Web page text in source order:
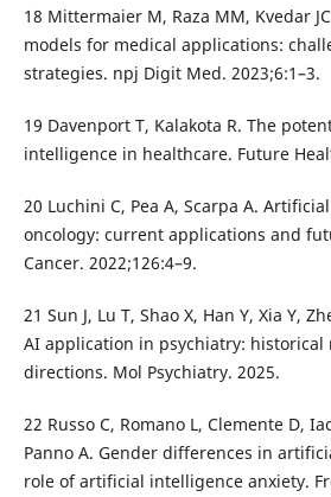
18 Mittermaier M, Raza MM, Kvedar
models for medical applications:
strategies. npj Digit Med. 2023;6:1–3.
19 Davenport T, Kalakota R. The
intelligence in healthcare. Future
20 Luchini C, Pea A, Scarpa A.
oncology: current applications and
Cancer. 2022;126:4–9.
21 Sun J, Lu T, Shao X, Han Y, Xia Y,
AI application in psychiatry:
directions. Mol Psychiatry. 2025.
22 Russo C, Romano L, Clemente D,
Panno A. Gender differences in
role of artificial intelligence anxiety.